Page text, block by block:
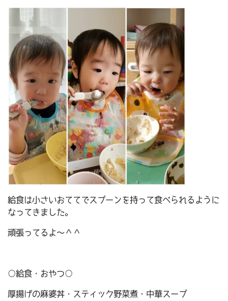
給食は小さいおててでスプーンを持って食べられるように
なってきました。
頑張ってるよ～＾＾
○給食・おやつ○
厚揚げの麻婆丼・スティック野菜煮・中華スープ